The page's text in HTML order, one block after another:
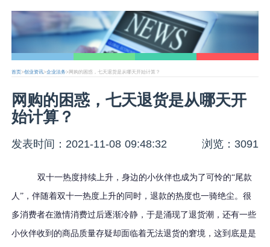
首页>创业资讯>企业法务>网购的困惑，七天退货是从哪天开始计算？
网购的困惑，七天退货是从哪天开
始计算？
发表时间：2021-11-08 09:48:32 浏览：3091
双十一热度持续上升，身边的小伙伴也成为了可怜的“尾款
人”，伴随着双十一热度上升的同时，退款的热度也一骑绝尘。很
多消费者在激情消费过后逐渐冷静，于是涌现了退货潮，还有一些
小伙伴收到的商品质量存疑却面临着无法退货的窘境，这到底是是